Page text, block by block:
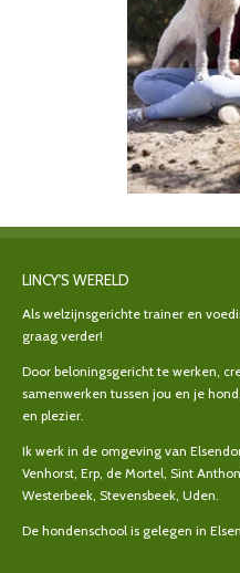
LINCY'S WERELD
Als welzijnsgerichte trainer en
graag verder!
Door beloningsgericht te werken,
samenwerken tussen jou en je
en plezier.
Ik werk in de omgeving van
Venhorst, Erp, de Mortel, Sint
Westerbeek, Stevensbeek, Uden.
De hondenschool is gelegen in